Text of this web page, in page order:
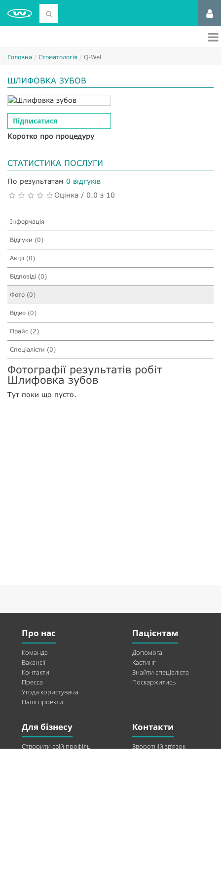
Головна Стоматологія Q-Wel
ШЛИФОВКА ЗУБОВ
Підписатися
Коротко про процедуру
СТАТИСТИКА ПОСЛУГИ
По результатам 0 відгуків
Оцінка / 0.0 з 10
Інформація
Відгуки (0)
Акції (0)
Відповіді (0)
Фото (0)
Відео (0)
Прайс (2)
Спеціалісти (0)
Фотографії результатів робіт
Шлифовка зубов
Тут поки що пусто.
Про нас
Команда
Вакансії
Контакти
Пресса
Угода користувача
Наші проекти
Пацієнтам
Допомога
Кастинг
Знайти спеціаліста
Поскаржитись
Для бізнесу
Створити свій профіль
Контакти
Зворотній зв’язок